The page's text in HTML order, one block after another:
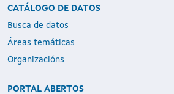
CATÁLOGO DE DATOS
Busca de datos
Áreas temáticas
Organizacións
PORTAL ABERTOS